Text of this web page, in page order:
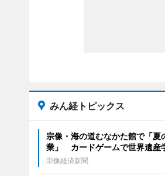
みん経トピックス
宗像・海の道むなかた館で「夏
業」 カードゲームで世界遺産
宗像経済新聞